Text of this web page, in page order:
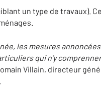
un type de travaux).
les mesures
qui n’y
Villain, directeur